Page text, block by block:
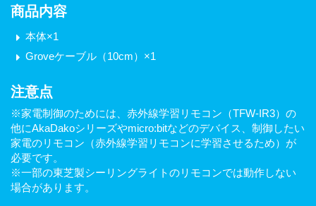
商品内容
本体×1
Groveケーブル（10cm）×1
注意点
※家電制御のためには、赤外線学習リモコン（TFW-IR3）の
他にAkaDakoシリーズやmicro:bitなどのデバイス、制御したい
家電のリモコン（赤外線学習リモコンに学習させるため）が
必要です。
※一部の東芝製シーリングライトのリモコンでは動作しない
場合があります。